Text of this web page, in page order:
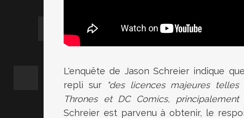
L'enquête de Jason Schreier indique
repli sur
"des licences majeures
Thrones et DC Comics, principalement
Schreier est parvenu à obtenir, le